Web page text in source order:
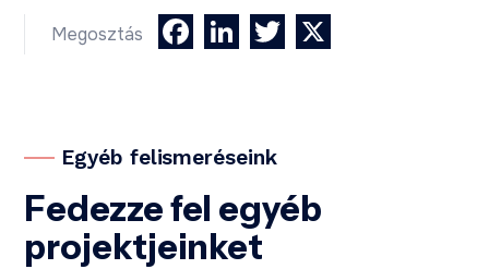
Megosztás Facebook
LinkedIn
Twitter
Egyéb felismeréseink
Fedezze fel egyéb
projektjeinket